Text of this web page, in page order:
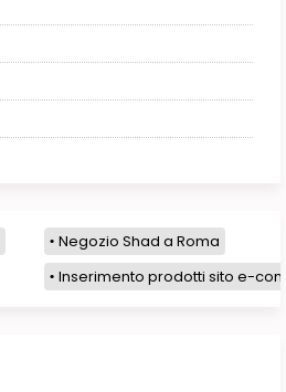
Negozio Shad a Roma
Inserimento prodotti sito e-